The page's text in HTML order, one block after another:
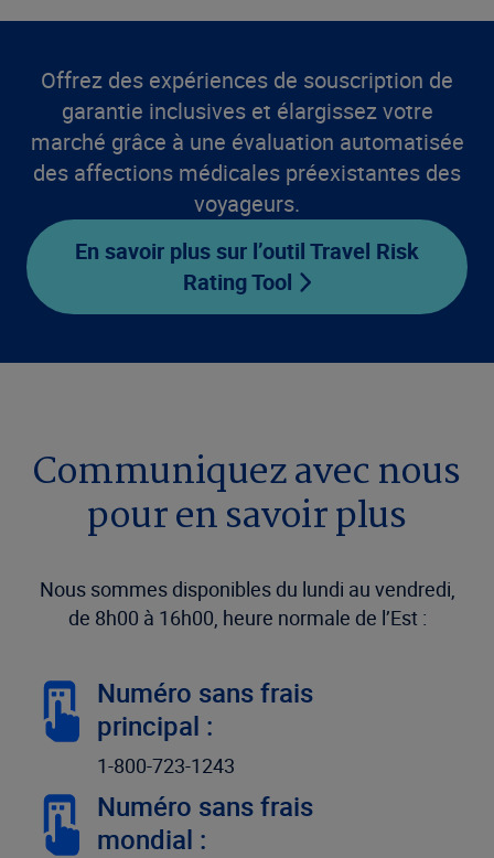
Offrez des expériences de souscription de
garantie inclusives et élargissez votre
marché grâce à une évaluation automatisée
des affections médicales préexistantes des
voyageurs.
En savoir plus sur l’outil Travel Risk
Rating Tool
Communiquez avec nous
pour en savoir plus
Nous sommes disponibles du lundi au vendredi,
de 8h00 à 16h00, heure normale de l’Est :
Numéro sans frais
principal :
1-800-723-1243
Numéro sans frais
mondial :